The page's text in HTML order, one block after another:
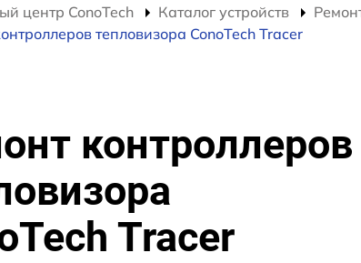
центр ConoTech Каталог устройств
тепловизора ConoTech Tracer
контроллеров
Tracer